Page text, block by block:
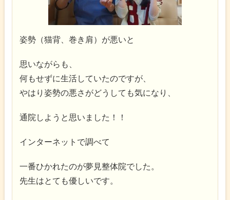
姿勢（猫背、巻き肩）が悪いと
思いながらも、
何もせずに生活していたのですが、
やはり姿勢の悪さがどうしても気になり、
通院しようと思いました！！
インターネットで調べて
一番ひかれたのが夢見整体院でした。
先生はとても優しいです。